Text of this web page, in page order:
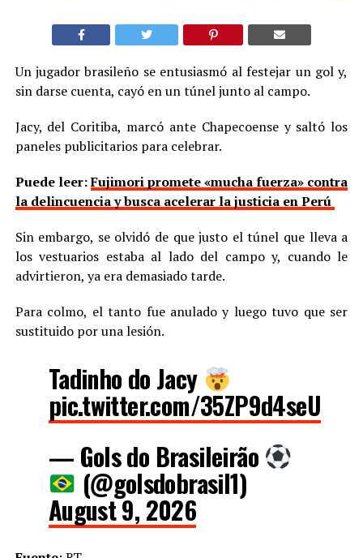
Un jugador brasileño se entusiasmó al festejar un gol y,
sin darse cuenta, cayó en un túnel junto al campo.
Jacy, del Coritiba, marcó ante Chapecoense y saltó los
paneles publicitarios para celebrar.
Puede leer:Fujimori promete «mucha fuerza» contra
la delincuencia y busca acelerar la justicia en Perú
Sin embargo, se olvidó de que justo el túnel que lleva a
los vestuarios estaba al lado del campo y, cuando le
advirtieron, ya era demasiado tarde.
Para colmo, el tanto fue anulado y luego tuvo que ser
sustituido por una lesión.
Tadinho do Jacy
pic.twitter.com/35ZP9d4seU
— Gols do Brasileirão
(@golsdobrasil1)
August 9, 2026